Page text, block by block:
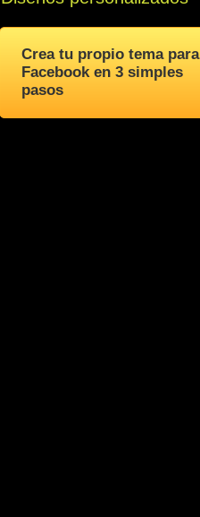
Crea tu propio tema para
Facebook en 3 simples
pasos